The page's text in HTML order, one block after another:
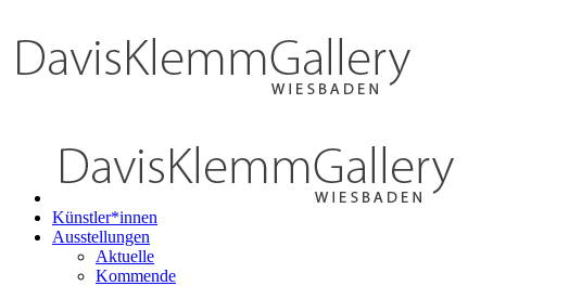
Künstler*innen
Ausstellungen
Aktuelle
Kommende